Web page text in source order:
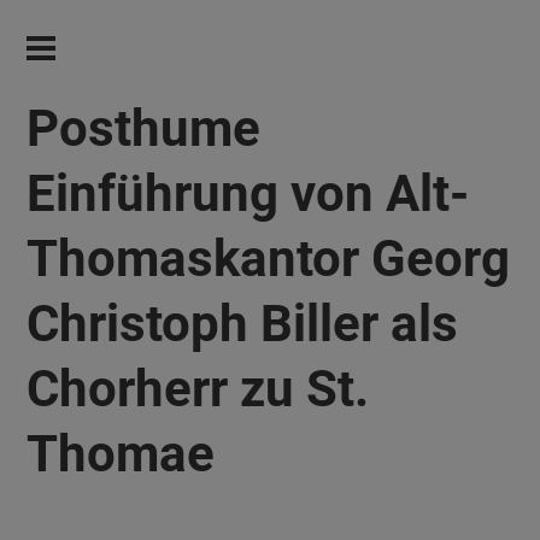
Posthume
Einführung von Alt-
Thomaskantor Georg
Christoph Biller als
Chorherr zu St.
Thomae